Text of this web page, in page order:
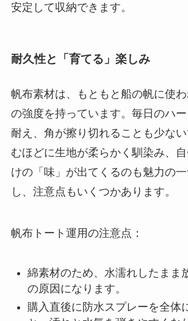
安定して収納できます。
耐久性と「育てる」楽しみ
帆布素材は、もともと船の帆に使
の強度を持っています。毎日のハ
耐え、角が擦り切れることも少な
むほどに生地が柔らかく馴染み、
けの「味」が出てくるのも魅力の
し、注意点もいくつかあります。
帆布トート運用の注意点：
綿素材のため、水濡れしたまま
の原因になります。
購入直後に防水スプレーを全体